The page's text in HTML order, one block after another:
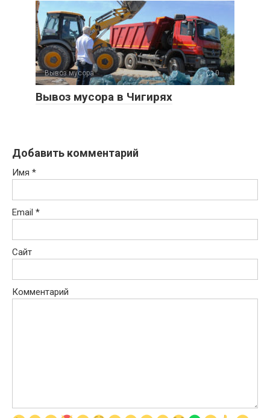
Вывоз мусора 0
Вывоз мусора в Чигирях
Добавить комментарий
Имя *
Email *
Сайт
Комментарий